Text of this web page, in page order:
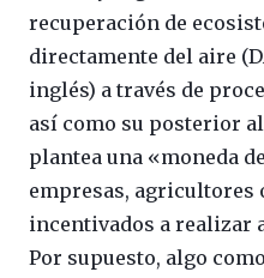
recuperación de
directamente del aire
inglés) a través de
así como su posterior
plantea una «moneda
empresas, agricultores
incentivados a realizar
Por supuesto, algo